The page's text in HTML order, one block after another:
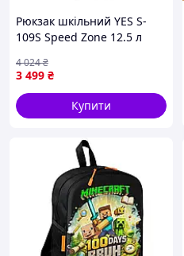
Рюкзак шкільний YES S-
109S Speed Zone 12.5 л
3 499 ₴
4 024₴
Купити